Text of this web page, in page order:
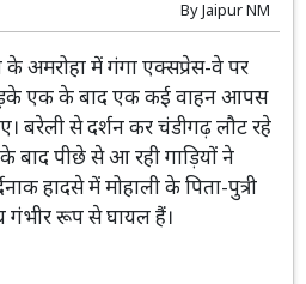
ByJaipur NM
के अमरोहा में गंगा एक्सप्रेस-वे पर
एक के बाद एक कई वाहन आपस
बरेली से दर्शन कर चंडीगढ़ लौट रहे
बाद पीछे से आ रही गाड़ियों ने
हादसे में मोहाली के पिता-पुत्री
गंभीर रूप से घायल हैं।